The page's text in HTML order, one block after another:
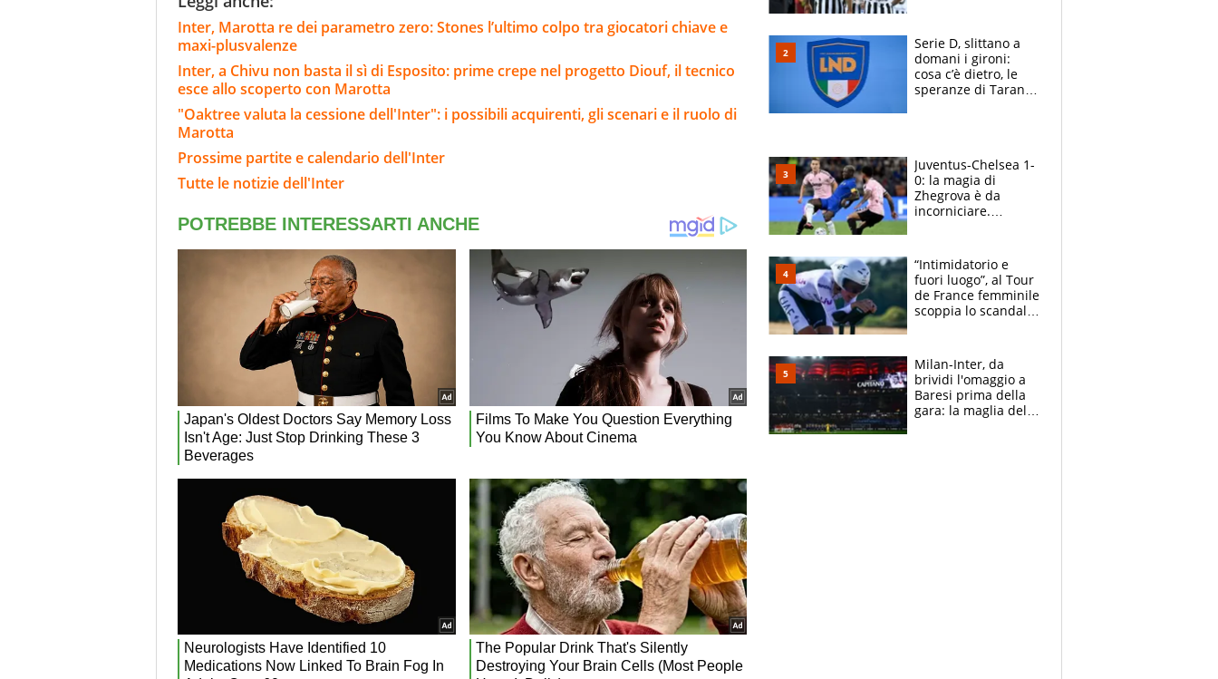
Inter, Marotta re dei parametro zero: Stones l’ultimo colpo tra giocatori chiave e
maxi-plusvalenze
Inter, a Chivu non basta il sì di Esposito: prime crepe nel progetto Diouf, il tecnico
esce allo scoperto con Marotta
"Oaktree valuta la cessione dell'Inter": i possibili acquirenti, gli scenari e il ruolo di
Marotta
Prossime partite e calendario dell'Inter
Tutte le notizie dell'Inter
rimane Milinkovic-
Savic
Serie D, slittano a
domani i gironi:
cosa c’è dietro, le
speranze di Taranto
Juventus-Chelsea 1-
0: la magia di
Zhegrova è da
incorniciare.
ancora, la porta
inviolata
“Intimidatorio e
fuori luogo”, al Tour
de France femminile
scoppia lo scandalo:
atlete
Milan-Inter, da
brividi l'omaggio a
Baresi prima della
gara: la maglia del